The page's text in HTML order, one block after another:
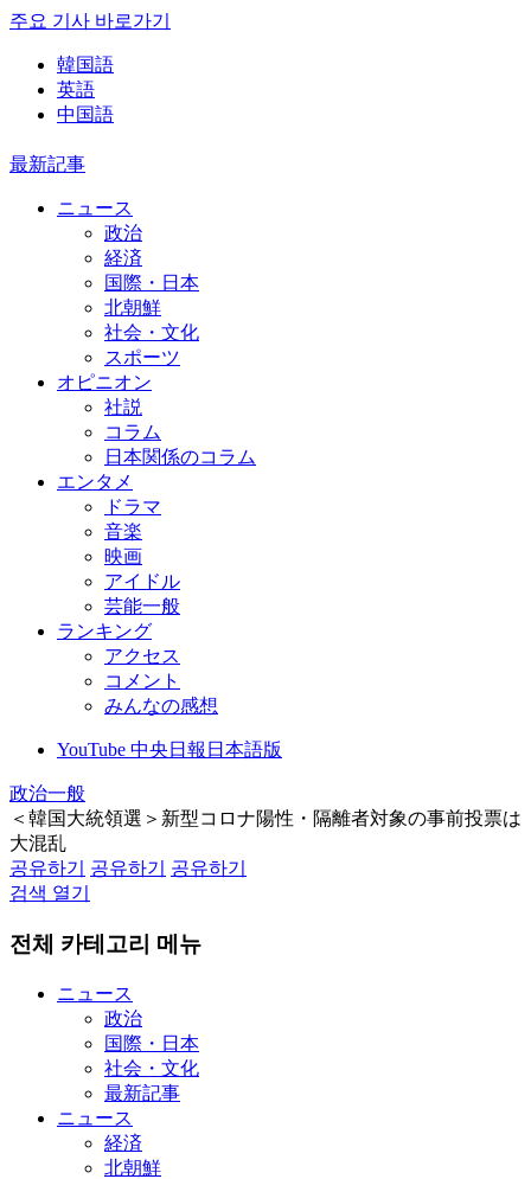
주요 기사 바로가기
韓国語
英語
中国語
最新記事
ニュース
政治
経済
国際・日本
北朝鮮
社会・文化
スポーツ
オピニオン
社説
コラム
日本関係のコラム
エンタメ
ドラマ
音楽
映画
アイドル
芸能一般
ランキング
アクセス
コメント
みんなの感想
YouTube 中央日報日本語版
政治一般
＜韓国大統領選＞新型コロナ陽性・隔離者対象の事前投票は
大混乱
공유하기
공유하기
공유하기
검색 열기
전체 카테고리 메뉴
ニュース
政治
国際・日本
社会・文化
最新記事
ニュース
経済
北朝鮮